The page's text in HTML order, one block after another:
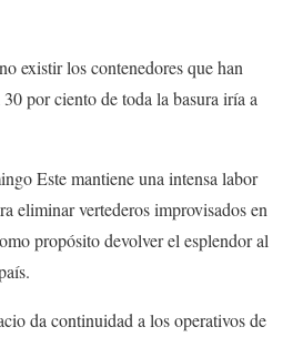
existir los contenedores que han
por ciento de toda la basura iría a
Este mantiene una intensa labor
eliminar vertederos improvisados en
propósito devolver el esplendor al
da continuidad a los operativos de